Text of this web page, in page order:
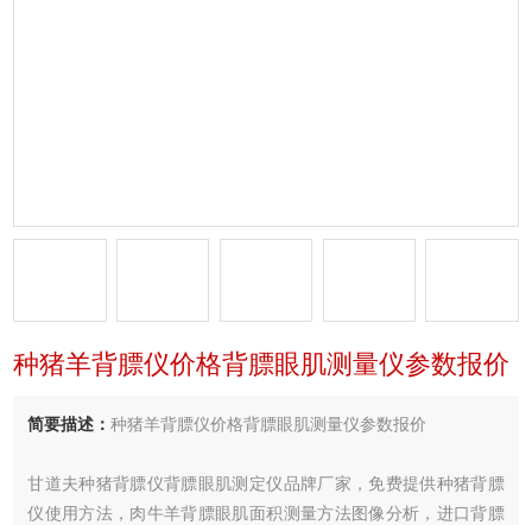
种猪羊背膘仪价格背膘眼肌测量仪参数报价
简要描述：种猪羊背膘仪价格背膘眼肌测量仪参数报价
甘道夫种猪背膘仪背膘眼肌测定仪品牌厂家，免费提供种猪背膘
仪使用方法，肉牛羊背膘眼肌面积测量方法图像分析，进口背膘